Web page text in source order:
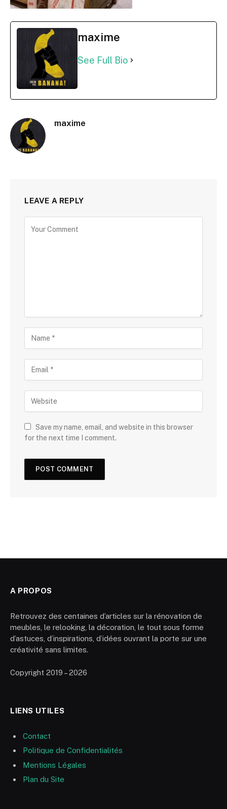
maxime
See Full Bio
maxime
LEAVE A REPLY
Save my name, email, and website in this browser
for the next time I comment.
A PROPOS
Retrouvez des centaines d’articles sur la rénovation de
meubles, le relooking, la décoration, le tout sous forme
d’astuces, d’inspirations, d’idées ouvrant la porte sur une
créativité sans limites.
Copyright 2019 – 2026
LIENS UTILES
Contact
Politique de Confidentialités
Mentions Légales
Plan du Site